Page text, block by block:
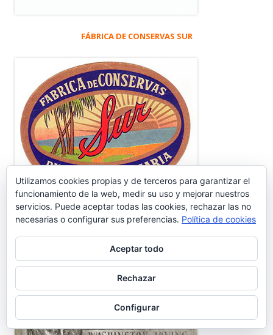
FÁBRICA DE CONSERVAS SUR
CENSO Y EVOLUCIÓN HABITANTES
WASHINTONG IRVING
Utilizamos cookies propias y de terceros para garantizar el
funcionamiento de la web, medir su uso y mejorar nuestros
servicios. Puede aceptar todas las cookies, rechazar las no
necesarias o configurar sus preferencias. Política de cookies
Aceptar todo
Rechazar
Configurar